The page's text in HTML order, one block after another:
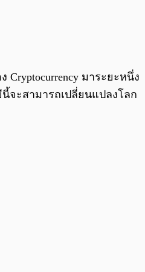
Cryptocurrency มาระยะหนึ่ง
จะสามารถเปลี่ยนแปลงโลก